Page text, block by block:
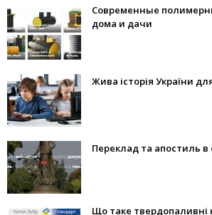
Современные
дома и дачи
Жива історія України
Переклад та апостиль
Що таке твердопаливні